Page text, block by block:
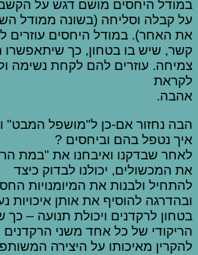
במודל היחסים מושם דגש על
על קבלה וסליחה (בשונה ממודל
את האחר). במודל היחסים עוזרים
קשר, שיש בו בטחון, כך שיתאפשרו
צמיחה. עוזרים להם לקחת נשימה
לקראת
אהבה.
הבה נחזור אם-כן ל"מושפל המבט"
איך נטפל בהם וביחסים ?
לאחר שבדקנו ואיבחנו את "במת
את המכשולים, יכולנו לבדוק כיצד
להתחיל ולבנות את המיומנויות
ובהדרגה להוסיף את אותן איכויות
בטחון לרקדנים ויכולת תנועה – כך
הריקודי של כל אחד משני הרקדנים
להקרין מאיכותו על היצירה